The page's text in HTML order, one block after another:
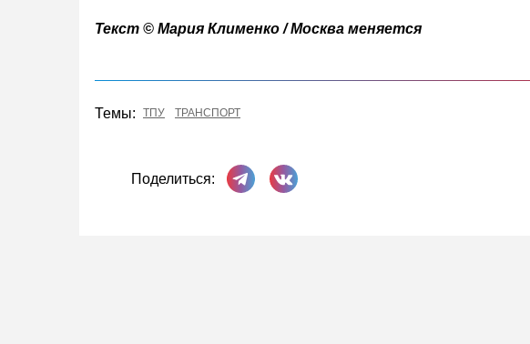
Текст © Мария Клименко / Москва меняется
Темы: ТПУ ТРАНСПОРТ
Поделиться:
Поделиться в Телеграме
Поделиться ВКонтакте